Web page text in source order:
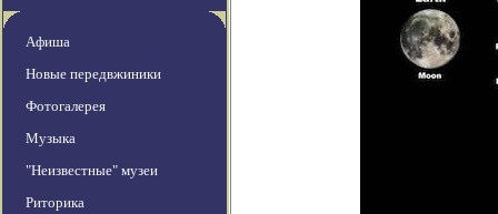
Афиша
Новые передвжиники
Фотогалерея
Музыка
"Неизвестные" музеи
Риторика